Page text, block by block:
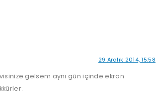
29 Aralık 2014, 15:58
gelsem aynı gün içinde ekran